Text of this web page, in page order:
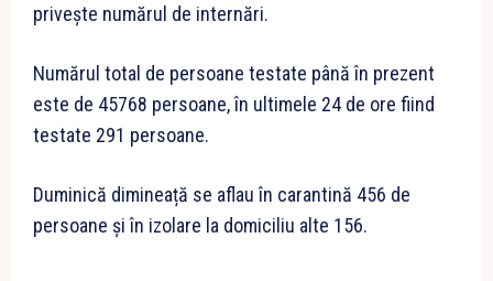
privește numărul de internări.
Numărul total de persoane testate până în prezent
este de 45768 persoane, în ultimele 24 de ore fiind
testate 291 persoane.
Duminică dimineață se aflau în carantină 456 de
persoane și în izolare la domiciliu alte 156.